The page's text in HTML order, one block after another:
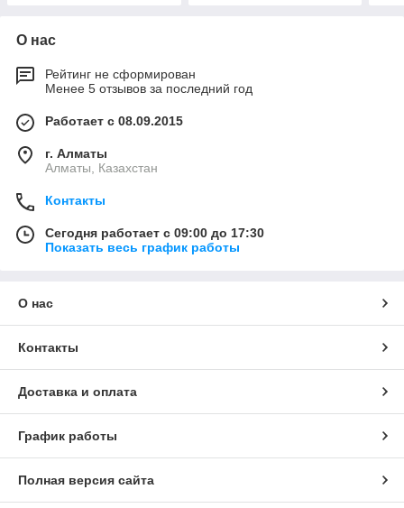
О нас
Рейтинг не сформирован
Менее 5 отзывов за последний год
Работает с 08.09.2015
г. Алматы
Алматы, Казахстан
Контакты
Сегодня работает с 09:00 до 17:30
Показать весь график работы
О нас
Контакты
Доставка и оплата
График работы
Полная версия сайта